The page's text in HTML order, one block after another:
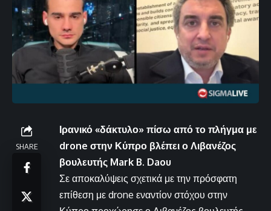
SHARE
Ιρανικό «δάκτυλο» πίσω από το πλήγμα με
drone στην Κύπρο βλέπει ο Λιβανέζος
βουλευτής Mark B. Daou
Σε αποκαλύψεις σχετικά με την πρόσφατη
επίθεση με drone εναντίον στόχου στην